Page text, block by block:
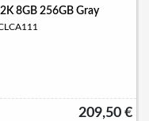
8GB 256GB Gray
209,50 €